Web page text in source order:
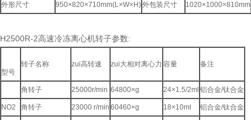
外形尺寸 950×820×710mm(L×W×H)外包装尺寸 1020×1000×810mm
H2500R-2高速冷冻离心机转子参数:
型号
转子名称 zui高转速 zui大相对离心力 容量 备注
角转子 25000r/min 64800×g 24×1.5/2ml 铝合金/钛合金
NO2 角转子 23000 r/min 60460×g 18×10ml 铝合金/钛合金